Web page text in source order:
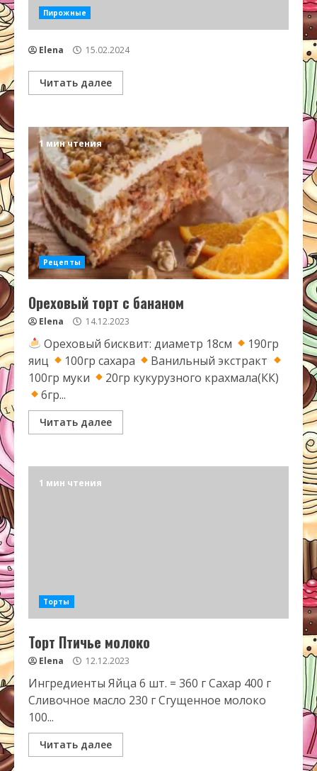
Пирожные
Elena 15.02.2024
Читать далее
1 мин чтения
Рецепты
Ореховый торт с бананом
Elena 14.12.2023
Ореховый бисквит: диаметр 18см
190гр
яиц
100гр сахара
Ванильный экстракт
100гр муки
20гр кукурузного крахмала(КК)
6гр...
Читать далее
1 мин чтения
Торты
Торт Птичье молоко
Elena 12.12.2023
Ингредиенты Яйца 6 шт. = 360 г Сахар 400 г
Сливочное масло 230 г Сгущенное молоко
100...
Читать далее